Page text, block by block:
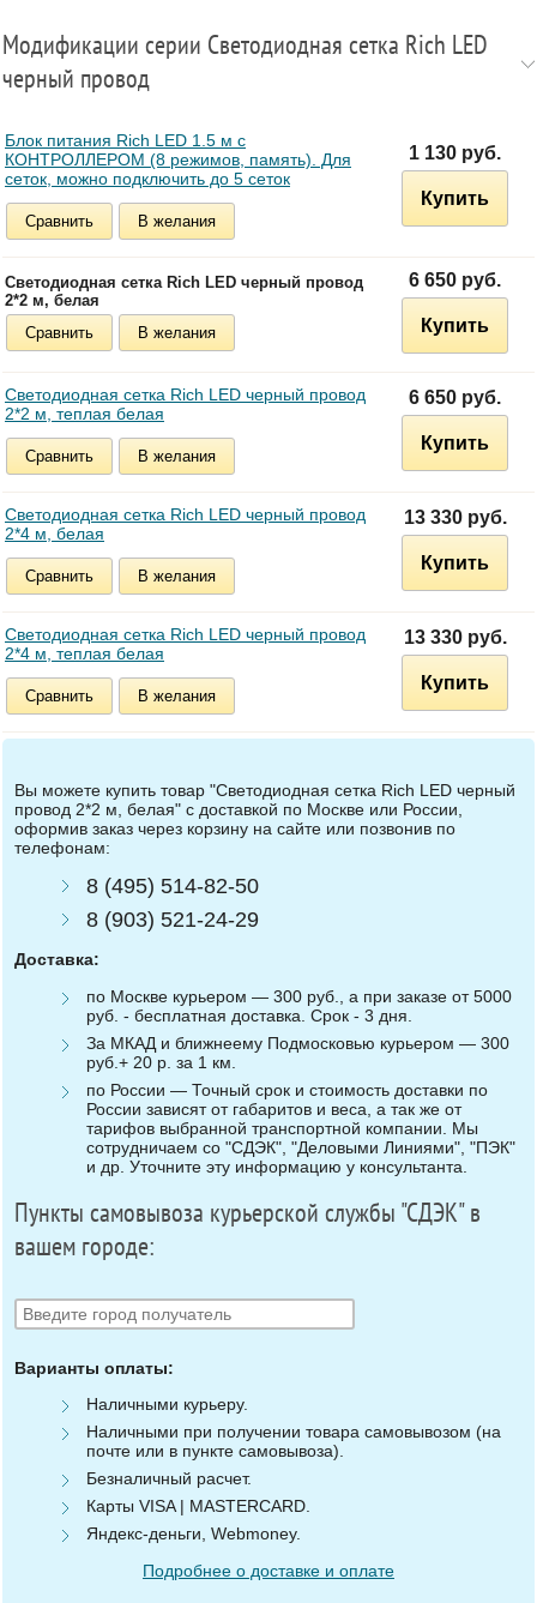
Модификации серии Светодиодная сетка Rich LED
черный провод
Блок питания Rich LED 1.5 м с
КОНТРОЛЛЕРОМ (8 режимов, память). Для
сеток, можно подключить до 5 сеток
Сравнить В желания
1 130 руб.
Купить
Светодиодная сетка Rich LED черный провод
2*2 м, белая
Сравнить
В желания
6 650 руб.
Купить
Светодиодная сетка Rich LED черный провод
2*2 м, теплая белая
Сравнить В желания
6 650 руб.
Купить
Светодиодная сетка Rich LED черный провод
2*4 м, белая
Сравнить В желания
13 330 руб.
Купить
Светодиодная сетка Rich LED черный провод
2*4 м, теплая белая
Сравнить В желания
13 330 руб.
Купить
Вы можете купить товар "Светодиодная сетка Rich LED черный
провод 2*2 м, белая" с доставкой по Москве или России,
оформив заказ через корзину на сайте или позвонив по
телефонам:
8 (495) 514-82-50
8 (903) 521-24-29
Доставка:
по Москве курьером — 300 руб., а при заказе от 5000
руб. - бесплатная доставка. Срок - 3 дня.
За МКАД и ближнеему Подмосковью курьером — 300
руб.+ 20 р. за 1 км.
по России — Точный срок и стоимость доставки по
России зависят от габаритов и веса, а так же от
тарифов выбранной транспортной компании. Мы
сотрудничаем со "СДЭК", "Деловыми Линиями", "ПЭК"
и др. Уточните эту информацию у консультанта.
Пункты самовывоза курьерской службы "СДЭК" в
вашем городе:
Варианты оплаты:
Наличными курьеру.
Наличными при получении товара самовывозом (на
почте или в пункте самовывоза).
Безналичный расчет.
Карты VISA | MASTERCARD.
Яндекс-деньги, Webmoney.
Подробнее о доставке и оплате